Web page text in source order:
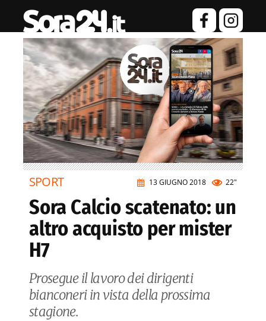
13 GIUGNO 2018 22"
SPORT
Sora Calcio scatenato: un
altro acquisto per mister
H7
Prosegue il lavoro dei dirigenti
bianconeri in vista della prossima
stagione.